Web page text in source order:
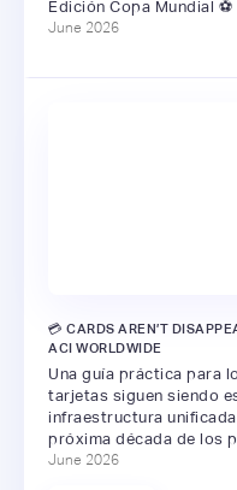
Edición Copa Mundial ⚽️
June 2026
💳 CARDS AREN’T
ACI WORLDWIDE
Una guía práctica para
tarjetas siguen siendo
infraestructura
próxima década de los
June 2026